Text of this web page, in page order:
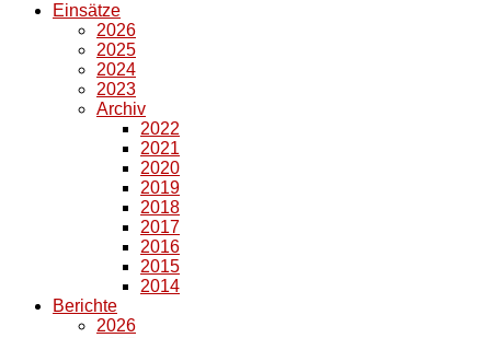
Einsätze
2026
2025
2024
2023
Archiv
2022
2021
2020
2019
2018
2017
2016
2015
2014
Berichte
2026